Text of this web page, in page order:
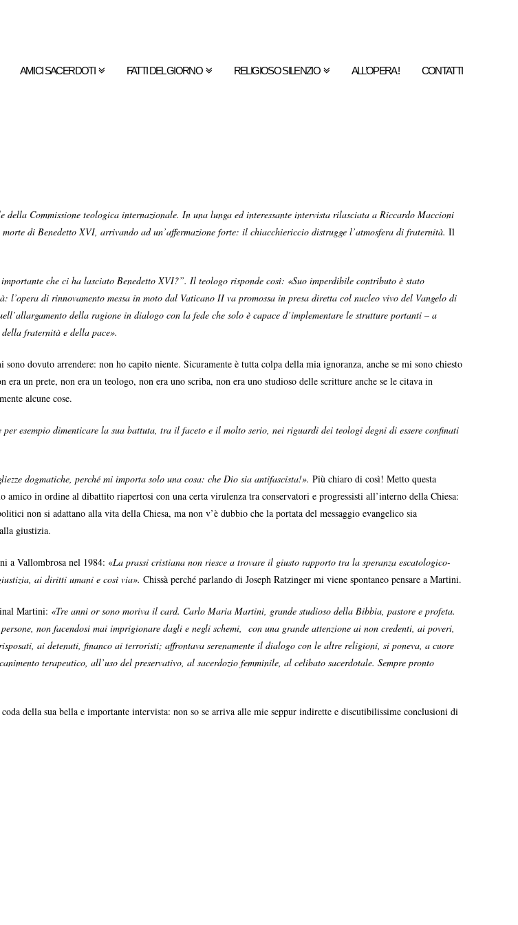
AMICI SACERDOTI FATTI DEL GIORNO RELIGIOSO SILENZIO ALL’OPERA ! CONTATTI
Commissione teologica internazionale. In una lunga ed interessante intervista rilasciata a Riccardo Maccioni
di Benedetto XVI, arrivando ad un’affermazione forte: il chiacchiericcio distrugge l’atmosfera di fraternità. Il
che ci ha lasciato Benedetto XVI?”. Il teologo risponde così: «Suo imperdibile contributo è stato
di rinnovamento messa in moto dal Vaticano II va promossa in presa diretta col nucleo vivo del Vangelo di
della ragione in dialogo con la fede che solo è capace d’implementare le strutture portanti – a
fraternità e della pace».
dovuto arrendere: non ho capito niente. Sicuramente è tutta colpa della mia ignoranza, anche se mi sono chiesto
un prete, non era un teologo, non era uno scriba, non era uno studioso delle scritture anche se le citava in
alcune cose.
esempio dimenticare la sua battuta, tra il faceto e il molto serio, nei riguardi dei teologi degni di essere confinati
dogmatiche, perché mi importa solo una cosa: che Dio sia antifascista!». Più chiaro di così! Metto questa
in ordine al dibattito riapertosi con una certa virulenza tra conservatori e progressisti all’interno della Chiesa:
non si adattano alla vita della Chiesa, ma non v’è dubbio che la portata del messaggio evangelico sia
giustizia.
a Vallombrosa nel 1984: «La prassi cristiana non riesce a trovare il giusto rapporto tra la speranza escatologico-
ai diritti umani e così via». Chissà perché parlando di Joseph Ratzinger mi viene spontaneo pensare a Martini.
Martini: «Tre anni or sono moriva il card. Carlo Maria Martini, grande studioso della Bibbia, pastore e profeta.
non facendosi mai imprigionare dagli e negli schemi, con una grande attenzione ai non credenti, ai poveri,
ai detenuti, financo ai terroristi; affrontava serenamente il dialogo con le altre religioni, si poneva, a cuore
terapeutico, all’uso del preservativo, al sacerdozio femminile, al celibato sacerdotale. Sempre pronto
della sua bella e importante intervista: non so se arriva alle mie seppur indirette e discutibilissime conclusioni di